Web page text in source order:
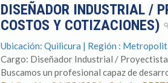
DISEÑADOR INDUSTRIAL /
COSTOS Y COTIZACIONES)
Ubicación: Quilicura | Región :
Cargo: Diseñador Industrial /
Buscamos un profesional capaz de